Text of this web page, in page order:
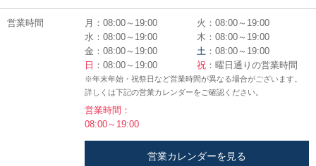
営業時間 月：08:00～19:00
火：08:00～19:00
水：08:00～19:00
木：08:00～19:00
金：08:00～19:00
土 ：08:00～19:00
日 ：08:00～19:00 祝 ：曜日通りの営業時間
※年末年始・祝祭日など営業時間が異なる場合がございます。
詳しくは下記の営業カレンダーをご確認ください。
営業時間：
08:00～19:00
営業カレンダーを見る